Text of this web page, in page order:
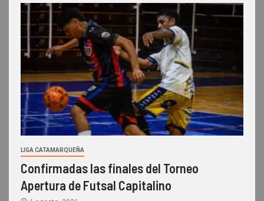
LIGA CATAMARQUEÑA
Confirmadas las finales del Torneo
Apertura de Futsal Capitalino